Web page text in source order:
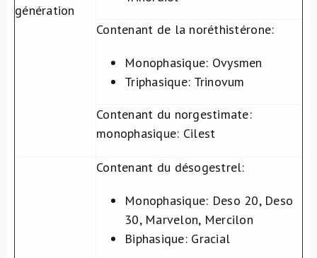
génération
Contenant de la noréthistérone:
Monophasique: Ovysmen
Triphasique: Trinovum
Contenant du norgestimate:
monophasique: Cilest
Contenant du désogestrel:
Monophasique: Deso 20, Deso
30, Marvelon, Mercilon
Biphasique: Gracial